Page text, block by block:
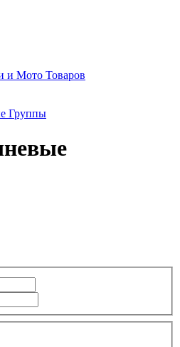
и Мото Товаров
Группы